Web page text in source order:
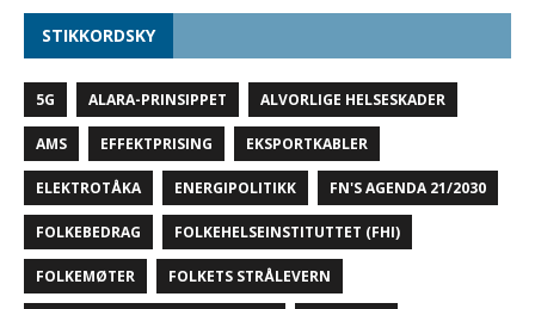
STIKKORDSKY
5G ALARA-PRINSIPPET ALVORLIGE HELSESKADER
AMS EFFEKTPRISING EKSPORTKABLER
ELEKTROTÅKA ENERGIPOLITIKK FN'S AGENDA 21/2030
FOLKEBEDRAG FOLKEHELSEINSTITUTTET (FHI)
FOLKEMØTER FOLKETS STRÅLEVERN